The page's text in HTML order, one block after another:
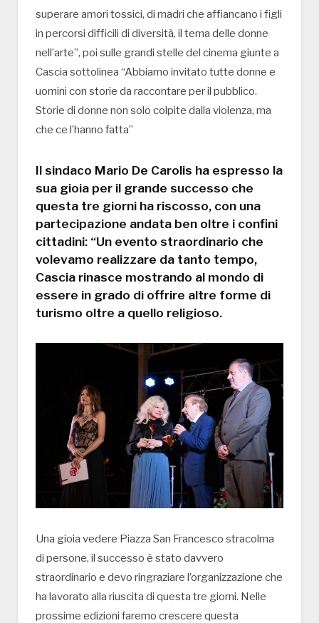
superare amori tossici, di madri che affiancano i figli
in percorsi difficili di diversità, il tema delle donne
nell’arte”, poi sulle grandi stelle del cinema giunte a
Cascia sottolinea “Abbiamo invitato tutte donne e
uomini con storie da raccontare per il pubblico.
Storie di donne non solo colpite dalla violenza, ma
che ce l’hanno fatta”
Il sindaco Mario De Carolis ha espresso la
sua gioia per il grande successo che
questa tre giorni ha riscosso, con una
partecipazione andata ben oltre i confini
cittadini: “Un evento straordinario che
volevamo realizzare da tanto tempo,
Cascia rinasce mostrando al mondo di
essere in grado di offrire altre forme di
turismo oltre a quello religioso.
Una gioia vedere Piazza San Francesco stracolma
di persone, il successo è stato davvero
straordinario e devo ringraziare l’organizzazione che
ha lavorato alla riuscita di questa tre giorni. Nelle
prossime edizioni faremo crescere questa